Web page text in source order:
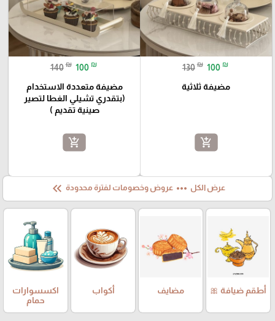
130 ₪ 100 ₪
مضيفة ثلاثية
add_shopping_cart
140 ₪ 100 ₪
مضيفة متعددة الاستخدام
(بتقدري تشيلي الغطا لتصير
صينية تقديم )
add_shopping_cart
عرض الكل more_horiz عروض وخصومات لفترة محدودة keyboard_double_arrow_left
أطقم ضيافة 🎀 مضايف أكواب
اكسسوارات
حمام